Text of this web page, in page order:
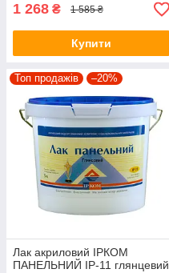
1 268 ₴ 1 585 ₴
Купити
Топ продажів –20%
Лак акриловий ІРКОМ
ПАНЕЛЬНИЙ ІР-11 глянцевий